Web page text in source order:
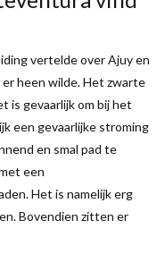
vertelde over Ajuy en
er heen wilde. Het zwarte
is gevaarlijk om bij het
een gevaarlijke stroming
en smal pad te
een
Het is namelijk erg
Bovendien zitten er